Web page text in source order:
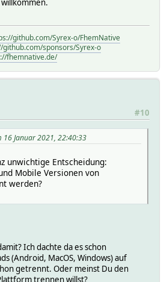
github.com/Syrex-o/FhemNative
github.com/sponsors/Syrex-o
fhemnative.de/
#10
16 Januar 2021, 22:40:33
unwichtige Entscheidung:
Mobile Versionen von
werden?
Ich dachte da es schon
(Android, MacOS, Windows) auf
getrennt. Oder meinst Du den
trennen willst?